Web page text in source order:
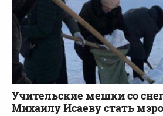
Учительские мешки со
Михаилу Исаеву стать